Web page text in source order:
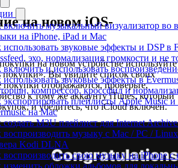
включить музыкальный визуализатор во
на iPhone, iPad и Mac
использовать звуковые эффекты и DSP в
эхо, нормализация громкости и не
включить и использовать
использовать звуковые эффекты в
компрессор, кроссфид и
экспортировать плейлисты Apple Music и
на Mac
создать M3U плейлист для Internet
воспроизводить музыку с Mac / PC /
Kodi DLNA
воспроизводить свою музыку на iPhone
изменить обложки альбомов для
на новом iOS-
на новом устройстве используйте
Вы увидите список своих
отображаются, проверьте,
к тому же аккаунту iTunes, который
и убедитесь, что iCloud включён.